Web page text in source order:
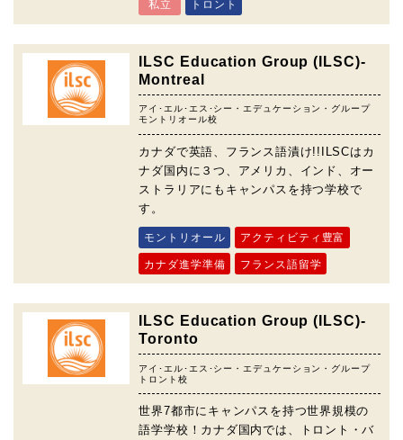
私立 トロント
ILSC Education Group (ILSC)-
Montreal
アイ･エル･エス･シー・エデュケーション・グループ
モントリオール校
カナダで英語、フランス語漬け!!ILSCはカ
ナダ国内に３つ、アメリカ、インド、オー
ストラリアにもキャンパスを持つ学校で
す。
モントリオール アクティビティ豊富
カナダ進学準備 フランス語留学
ILSC Education Group (ILSC)-
Toronto
アイ･エル･エス･シー・エデュケーション・グループ
トロント校
世界7都市にキャンパスを持つ世界規模の
語学学校！カナダ国内では、トロント・バ